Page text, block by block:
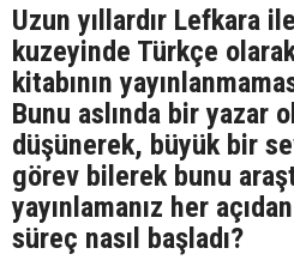
Uzun yıllardır Lefkara
kuzeyinde Türkçe
kitabının
Bunu aslında bir yazar
düşünerek, büyük bir
görev bilerek bunu
yayınlamanız her
süreç nasıl başladı?